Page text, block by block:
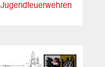
Jugendfeuerwehren